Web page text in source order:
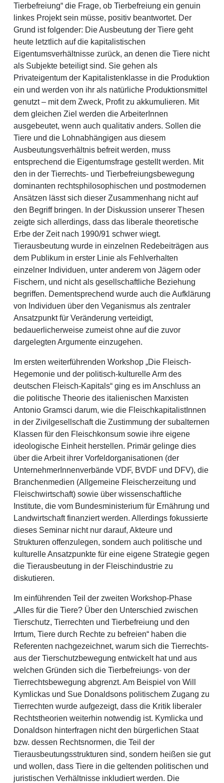
Tierbefreiung“ die Frage, ob Tierbefreiung ein genuin
linkes Projekt sein müsse, positiv beantwortet. Der
Grund ist folgender: Die Ausbeutung der Tiere geht
heute letztlich auf die kapitalistischen
Eigentumsverhältnisse zurück, an denen die Tiere nicht
als Subjekte beteiligt sind. Sie gehen als
Privateigentum der Kapitalistenklasse in die Produktion
ein und werden von ihr als natürliche Produktionsmittel
genutzt – mit dem Zweck, Profit zu akkumulieren. Mit
dem gleichen Ziel werden die ArbeiterInnen
ausgebeutet, wenn auch qualitativ anders. Sollen die
Tiere und die Lohnabhängigen aus diesem
Ausbeutungsverhältnis befreit werden, muss
entsprechend die Eigentumsfrage gestellt werden. Mit
den in der Tierrechts- und Tierbefreiungsbewegung
dominanten rechtsphilosophischen und postmodernen
Ansätzen lässt sich dieser Zusammenhang nicht auf
den Begriff bringen. In der Diskussion unserer Thesen
zeigte sich allerdings, dass das liberale theoretische
Erbe der Zeit nach 1990/91 schwer wiegt.
Tierausbeutung wurde in einzelnen Redebeiträgen aus
dem Publikum in erster Linie als Fehlverhalten
einzelner Individuen, unter anderem von Jägern oder
Fischern, und nicht als gesellschaftliche Beziehung
begriffen. Dementsprechend wurde auch die Aufklärung
von Individuen über den Veganismus als zentraler
Ansatzpunkt für Veränderung verteidigt,
bedauerlicherweise zumeist ohne auf die zuvor
dargelegten Argumente einzugehen.
Im ersten weiterführenden Workshop „Die Fleisch-
Hegemonie und der politisch-kulturelle Arm des
deutschen Fleisch-Kapitals“ ging es im Anschluss an
die politische Theorie des italienischen Marxisten
Antonio Gramsci darum, wie die FleischkapitalistInnen
in der Zivilgesellschaft die Zustimmung der subalternen
Klassen für den Fleischkonsum sowie ihre eigene
ideologische Einheit herstellen. Primär gelinge dies
über die Arbeit ihrer Vorfeldorganisationen (der
UnternehmerInnenverbände VDF, BVDF und DFV), die
Branchenmedien (Allgemeine Fleischerzeitung und
Fleischwirtschaft) sowie über wissenschaftliche
Institute, die vom Bundesministerium für Ernährung und
Landwirtschaft finanziert werden. Allerdings fokussierte
dieses Seminar nicht nur darauf, Akteure und
Strukturen offenzulegen, sondern auch politische und
kulturelle Ansatzpunkte für eine eigene Strategie gegen
die Tierausbeutung in der Fleischindustrie zu
diskutieren.
Im einführenden Teil der zweiten Workshop-Phase
„Alles für die Tiere? Über den Unterschied zwischen
Tierschutz, Tierrechten und Tierbefreiung und den
Irrtum, Tiere durch Rechte zu befreien“ haben die
Referenten nachgezeichnet, warum sich die Tierrechts-
aus der Tierschutzbewegung entwickelt hat und aus
welchen Gründen sich die Tierbefreiungs- von der
Tierrechtsbewegung abgrenzt. Am Beispiel von Will
Kymlickas und Sue Donaldsons politischem Zugang zu
Tierrechten wurde aufgezeigt, dass die Kritik liberaler
Rechtstheorien weiterhin notwendig ist. Kymlicka und
Donaldson hinterfragen nicht den bürgerlichen Staat
bzw. dessen Rechtsnormen, die Teil der
Tierausbeutungsstrukturen sind, sondern heißen sie gut
und wollen, dass Tiere in die geltenden politischen und
juristischen Verhältnisse inkludiert werden. Die